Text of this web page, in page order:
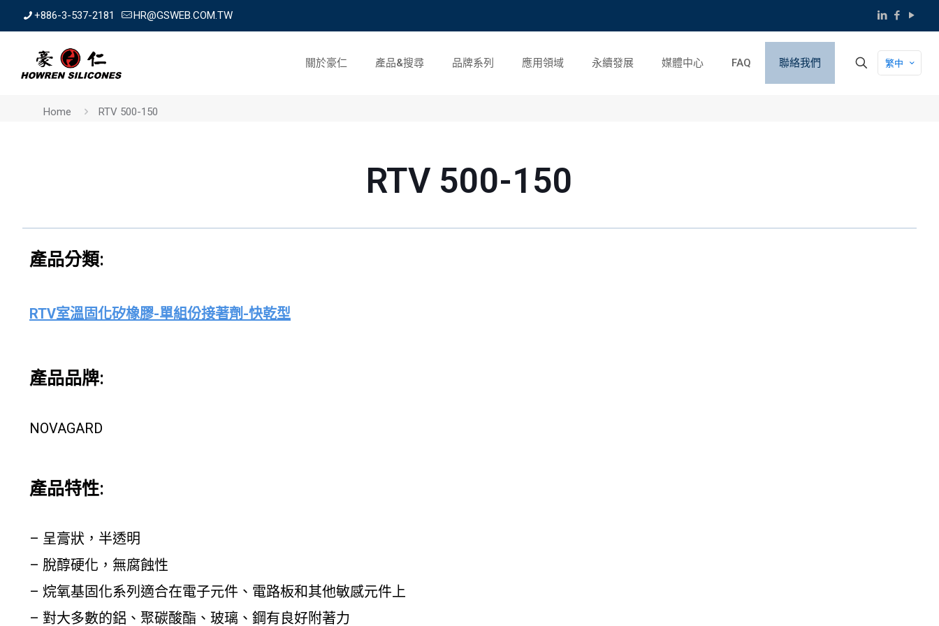
+886-3-537-2181 HR@GSWEB.COM.TW
關於豪仁 產品&搜尋 品牌系列 應用領域 永續發展 媒體中心 FAQ 聯絡我們 繁中
Home RTV 500-150
RTV 500-150
產品分類:
RTV室溫固化矽橡膠-單組份接著劑-快乾型
產品品牌:
NOVAGARD
產品特性:
– 呈膏狀，半透明
– 脫醇硬化，無腐蝕性
– 烷氧基固化系列適合在電子元件、電路板和其他敏感元件上
– 對大多數的鋁、聚碳酸酯、玻璃、鋼有良好附著力